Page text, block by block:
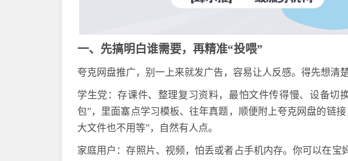
一、先搞明白谁需要，再精准“投喂”
夸克网盘推广，别一上来就发广告，容易让人反感。得先想清
学生党：存课件、整理复习资料，最怕文件传得慢、设备切
包”，里面塞点学习模板、往年真题，顺便附上夸克网盘的链
大文件也不用等”，自然有人点。
家庭用户：存照片、视频，怕丢或者占手机内存。你可以在宝